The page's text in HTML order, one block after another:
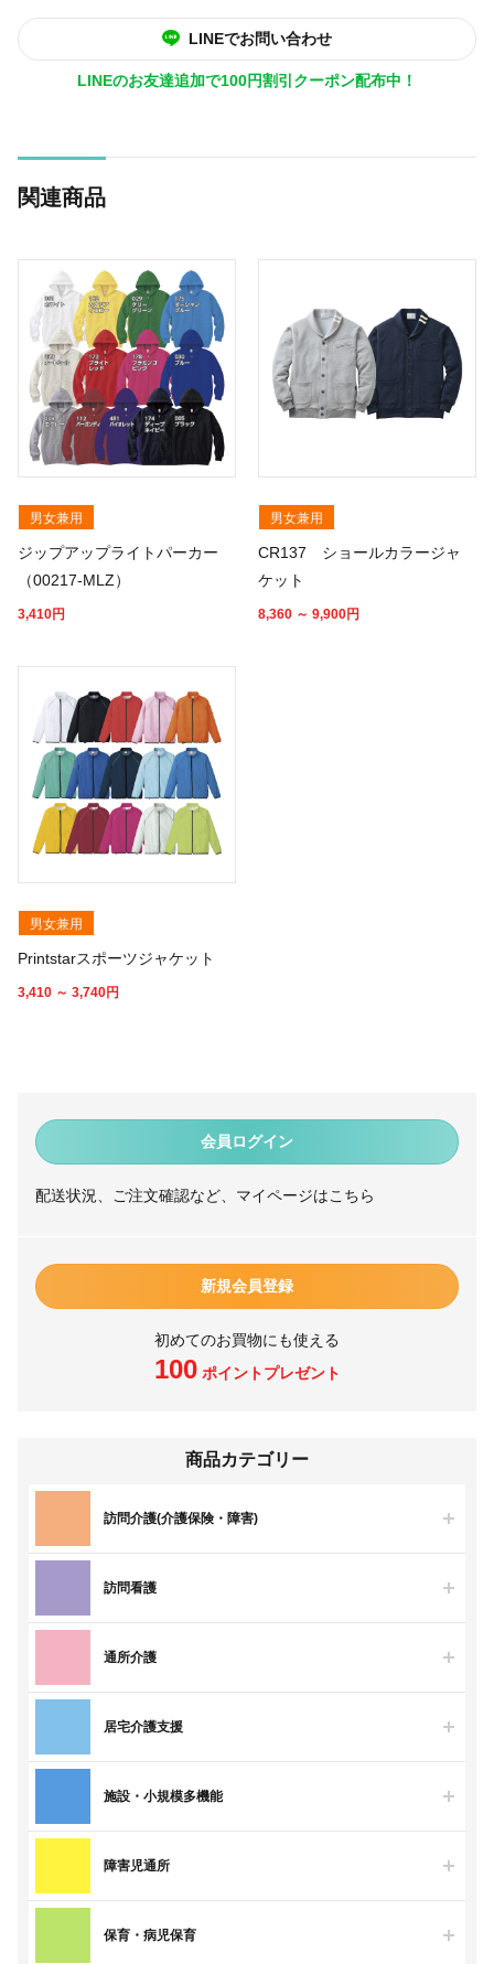
会員ログイン
配送状況、ご注文確認など、マイページはこちら
新規会員登録
初めてのお買物にも使える
100ポイントプレゼント
商品カテゴリー
訪問介護(介護保険・障害)
訪問看護
通所介護
居宅介護支援
施設・小規模多機能
障害児通所
保育・病児保育
LINEでお問い合わせ
LINEのお友達追加で100円割引クーポン配布中！
関連商品
男女兼用
ジップアップライトパーカー
（00217-MLZ）
3,410円
男女兼用
CR137 ショールカラージャ
ケット
8,360 ～ 9,900円
男女兼用
Printstarスポーツジャケット
3,410 ～ 3,740円